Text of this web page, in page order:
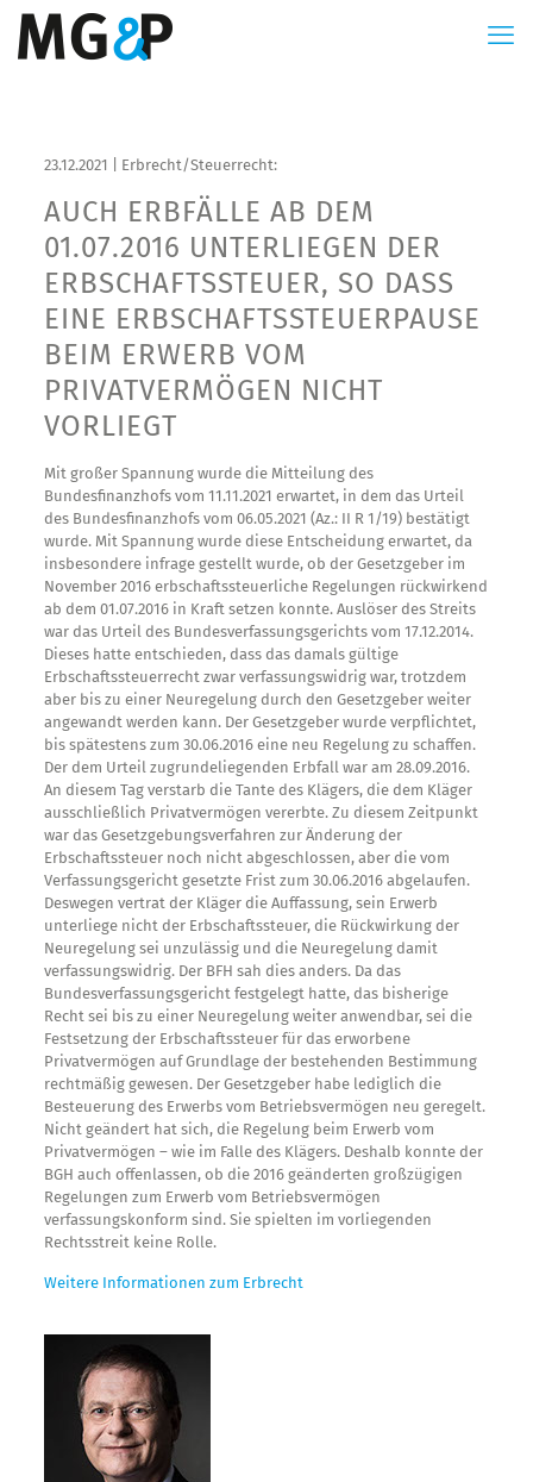
23.12.2021 | Erbrecht/Steuerrecht:
AUCH ERBFÄLLE AB DEM
01.07.2016 UNTERLIEGEN DER
ERBSCHAFTSSTEUER, SO DASS
EINE ERBSCHAFTSSTEUERPAUSE
BEIM ERWERB VOM
PRIVATVERMÖGEN NICHT
VORLIEGT
Mit großer Spannung wurde die Mitteilung des
Bundesfinanzhofs vom 11.11.2021 erwartet, in dem das Urteil
des Bundesfinanzhofs vom 06.05.2021 (Az.: II R 1/19) bestätigt
wurde. Mit Spannung wurde diese Entscheidung erwartet, da
insbesondere infrage gestellt wurde, ob der Gesetzgeber im
November 2016 erbschaftssteuerliche Regelungen rückwirkend
ab dem 01.07.2016 in Kraft setzen konnte. Auslöser des Streits
war das Urteil des Bundesverfassungsgerichts vom 17.12.2014.
Dieses hatte entschieden, dass das damals gültige
Erbschaftssteuerrecht zwar verfassungswidrig war, trotzdem
aber bis zu einer Neuregelung durch den Gesetzgeber weiter
angewandt werden kann. Der Gesetzgeber wurde verpflichtet,
bis spätestens zum 30.06.2016 eine neu Regelung zu schaffen.
Der dem Urteil zugrundeliegenden Erbfall war am 28.09.2016.
An diesem Tag verstarb die Tante des Klägers, die dem Kläger
ausschließlich Privatvermögen vererbte. Zu diesem Zeitpunkt
war das Gesetzgebungsverfahren zur Änderung der
Erbschaftssteuer noch nicht abgeschlossen, aber die vom
Verfassungsgericht gesetzte Frist zum 30.06.2016 abgelaufen.
Deswegen vertrat der Kläger die Auffassung, sein Erwerb
unterliege nicht der Erbschaftssteuer, die Rückwirkung der
Neuregelung sei unzulässig und die Neuregelung damit
verfassungswidrig. Der BFH sah dies anders. Da das
Bundesverfassungsgericht festgelegt hatte, das bisherige
Recht sei bis zu einer Neuregelung weiter anwendbar, sei die
Festsetzung der Erbschaftssteuer für das erworbene
Privatvermögen auf Grundlage der bestehenden Bestimmung
rechtmäßig gewesen. Der Gesetzgeber habe lediglich die
Besteuerung des Erwerbs vom Betriebsvermögen neu geregelt.
Nicht geändert hat sich, die Regelung beim Erwerb vom
Privatvermögen – wie im Falle des Klägers. Deshalb konnte der
BGH auch offenlassen, ob die 2016 geänderten großzügigen
Regelungen zum Erwerb vom Betriebsvermögen
verfassungskonform sind. Sie spielten im vorliegenden
Rechtsstreit keine Rolle.
Weitere Informationen zum Erbrecht